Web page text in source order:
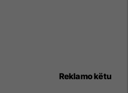
Reklamo këtu